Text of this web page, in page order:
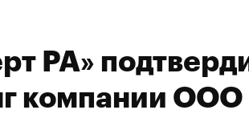
РА»
компании